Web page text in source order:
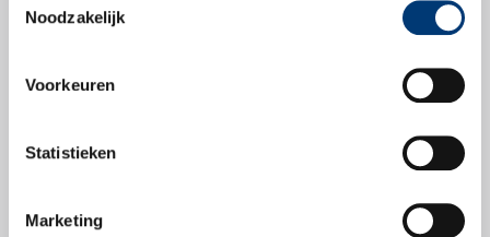
Noodzakelijk
Voorkeuren
Statistieken
Marketing